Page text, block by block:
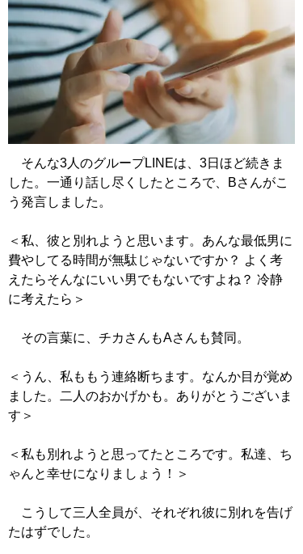
そんな3人のグループLINEは、3日ほど続きま
した。一通り話し尽くしたところで、Bさんがこ
う発言しました。
＜私、彼と別れようと思います。あんな最低男に
費やしてる時間が無駄じゃないですか？ よく考
えたらそんなにいい男でもないですよね？ 冷静
に考えたら＞
その言葉に、チカさんもAさんも賛同。
＜うん、私ももう連絡断ちます。なんか目が覚め
ました。二人のおかげかも。ありがとうございま
す＞
＜私も別れようと思ってたところです。私達、ち
ゃんと幸せになりましょう！＞
こうして三人全員が、それぞれ彼に別れを告げ
たはずでした。